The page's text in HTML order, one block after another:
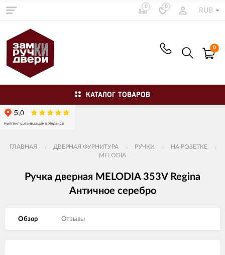
0 0
RUB
0
КАТАЛОГ ТОВАРОВ
ГЛАВНАЯ ДВЕРНАЯ ФУРНИТУРА РУЧКИ
НА РОЗЕТКЕ
MELODIA
Ручка дверная MELODIA 353V Regina
Античное серебро
Обзор Отзывы